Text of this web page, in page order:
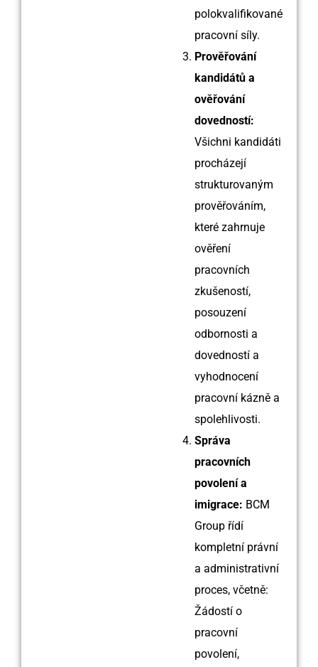
polokvalifikované
pracovní síly.
Prověřování
kandidátů a
ověřování
dovedností:
Všichni kandidáti
procházejí
strukturovaným
prověřováním,
které zahrnuje
ověření
pracovních
zkušeností,
posouzení
odbornosti a
dovedností a
vyhodnocení
pracovní kázně a
spolehlivosti.
Správa
pracovních
povolení a
imigrace: BCM
Group řídí
kompletní právní
a administrativní
proces, včetně:
Žádostí o
pracovní
povolení,